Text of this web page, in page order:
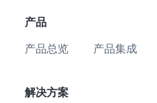
产品
产品总览 产品集成
解决方案